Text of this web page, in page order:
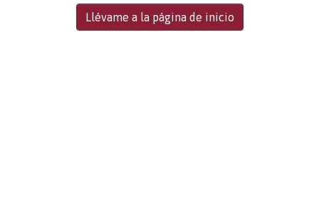
Llévame a la página de inicio